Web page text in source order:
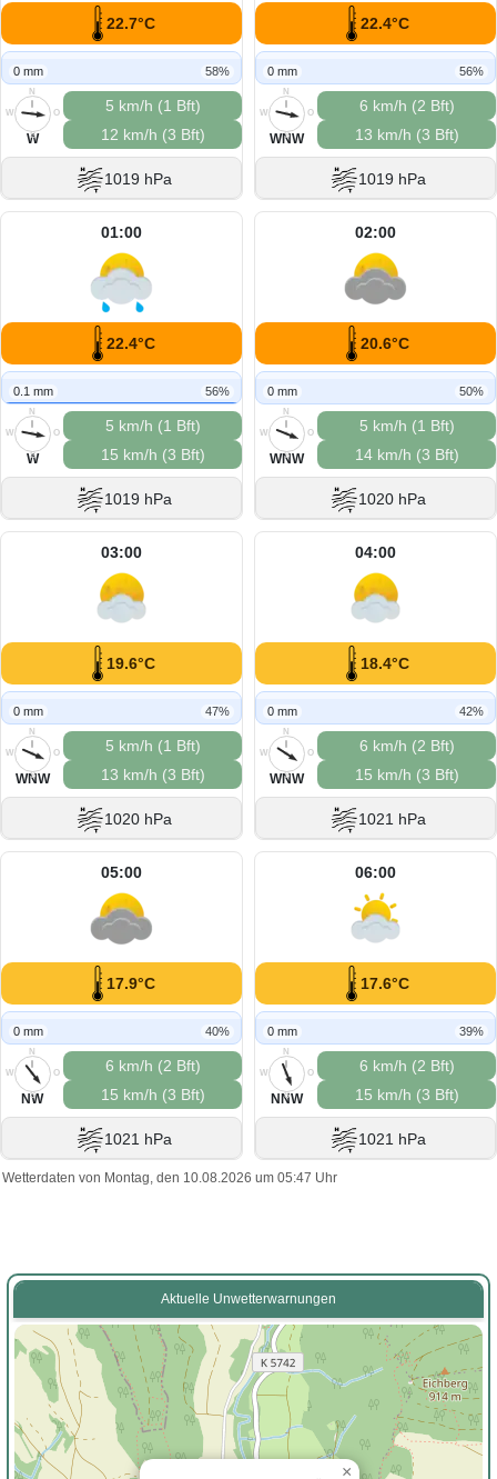
22.7°C
0 mm 58%
N
O
S
W
W
5 km/h (1 Bft)
12 km/h (3 Bft)
1019 hPa
22.4°C
0 mm 56%
N
O
S
W
WNW
6 km/h (2 Bft)
13 km/h (3 Bft)
1019 hPa
01:00
22.4°C
0.1 mm 56%
N
O
S
W
W
5 km/h (1 Bft)
15 km/h (3 Bft)
1019 hPa
02:00
20.6°C
0 mm 50%
N
O
S
W
WNW
5 km/h (1 Bft)
14 km/h (3 Bft)
1020 hPa
03:00
19.6°C
0 mm 47%
N
O
S
W
WNW
5 km/h (1 Bft)
13 km/h (3 Bft)
1020 hPa
04:00
18.4°C
0 mm 42%
N
O
S
W
WNW
6 km/h (2 Bft)
15 km/h (3 Bft)
1021 hPa
05:00
17.9°C
0 mm 40%
N
O
S
W
NW
6 km/h (2 Bft)
15 km/h (3 Bft)
1021 hPa
06:00
17.6°C
0 mm 39%
N
O
S
W
NNW
6 km/h (2 Bft)
15 km/h (3 Bft)
1021 hPa
Wetterdaten von Montag, den 10.08.2026 um 05:47 Uhr
Aktuelle Unwetterwarnungen
×